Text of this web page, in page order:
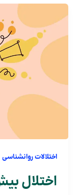
اختلالات روانشناسی
اختلال